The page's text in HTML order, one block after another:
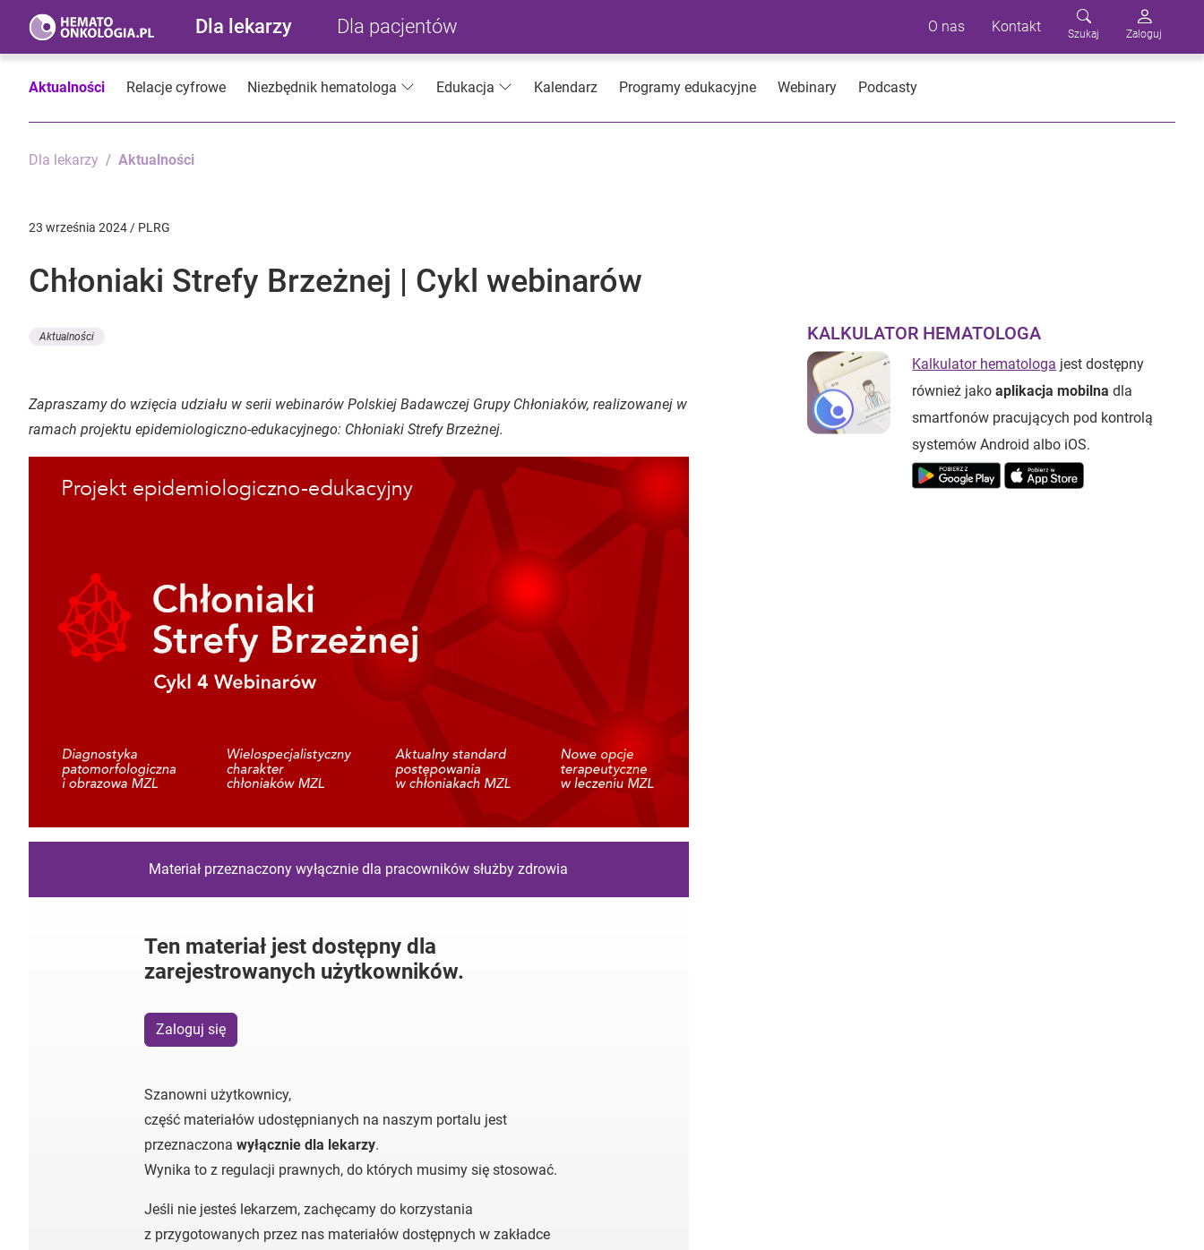
Dla lekarzy Dla pacjentów O nas Kontakt Szukaj Zaloguj
Aktualności Relacje cyfrowe Niezbędnik hematologa Edukacja Kalendarz Programy edukacyjne Webinary Podcasty
Dla lekarzy Aktualności
23 września 2024 / PLRG
Chłoniaki Strefy Brzeżnej | Cykl webinarów
Aktualności
Zapraszamy do wzięcia udziału w serii webinarów Polskiej Badawczej Grupy Chłoniaków, realizowanej w
ramach projektu epidemiologiczno-edukacyjnego: Chłoniaki Strefy Brzeżnej.
Materiał przeznaczony wyłącznie dla pracowników służby zdrowia
Ten materiał jest dostępny dla
zarejestrowanych użytkowników.
Zaloguj się
Szanowni użytkownicy,
część materiałów udostępnianych na naszym portalu jest
przeznaczona wyłącznie dla lekarzy.
Wynika to z regulacji prawnych, do których musimy się stosować.
Jeśli nie jesteś lekarzem, zachęcamy do korzystania
z przygotowanych przez nas materiałów dostępnych w zakładce
KALKULATOR HEMATOLOGA
Kalkulator hematologa jest dostępny
również jakoaplikacja mobilna dla
smartfonów pracujących pod kontrolą
systemów Android albo iOS.